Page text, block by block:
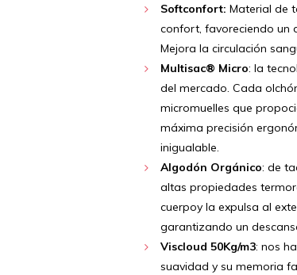
Softconfort: Material de
confort, favoreciendo un
Mejora la circulación
Multisac® Micro: la
del mercado. Cada
micromuelles que
máxima precisión
inigualable.
Algodón Orgánico: de
altas propiedades
cuerpoy la expulsa al
garantizando un
Viscloud 50Kg/m3: nos
suavidad y su memoria